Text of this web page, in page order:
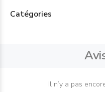
Catégories
Il n’y a pas